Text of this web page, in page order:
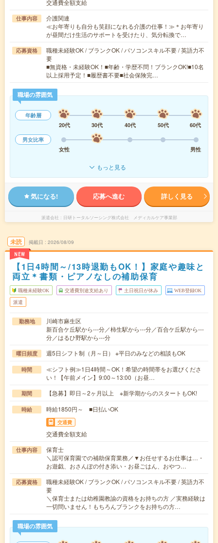
交通費全額支給
仕事内容
介護関連
≪お年寄りも自分も笑顔になれる介護の仕事！≫＊お年寄り
が昼間だけ生活のサポートを受けたり、気分転換で…
応募資格
職種未経験OK / ブランクOK / パソコンスキル不要 / 英語力不
要
■無資格・未経験OK！■年齢・学歴不問！ブランクOK!■10名
以上採用予定！■履歴書不要■社会保険完…
職場の雰囲気
年齢層
20代
30代 40代 50代
60代
男女比率
女性
男性
もっと見る
気になる! 応募へ進む 詳しく見る
派遣会社 日研トータルソーシング株式会社 メディカルケア事業部
未読
NEW
掲載日 2026/08/09
【1日4時間～/13時退勤もOK！】家庭や趣味と
両立＊書類・ピアノなしの補助保育
職種未経験OK 交通費別途支給あり 土日祝日が休み WEB登録OK
派遣
勤務地
川崎市麻生区
新百合ケ丘駅から---分／柿生駅から---分／百合ケ丘駅から---
分／はるひ野駅から---分
曜日頻度 週5日シフト制（月～日） ※平日のみなどの相談もOK
時間
≪シフト例≫1日4時間～OK！希望の時間帯をお選びくださ
い！【午前メイン】9:00～13:00（お昼…
期間 【急募】即日～2ヶ月以上 ※新学期からのスタートもOK!
時給 時給1850円～ ■日払いOK
交通費
交通費全額支給
仕事内容
保育士
＼認可保育園での補助保育業務／▼お任せするお仕事は…・
お遊戯、おさんぽの付き添い・お昼ごはん、おやつ…
応募資格
職種未経験OK / ブランクOK / パソコンスキル不要 / 英語力不
要
＼保育士または幼稚園教諭の資格をお持ちの方 ／実務経験は
一切問いません！もちろんブランクをお持ちの方…
職場の雰囲気